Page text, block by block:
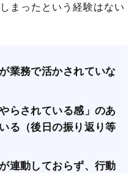
まったという経験はない
業務で活かされていな
らされている感」のあ
る（後日の振り返り等
連動しておらず、行動